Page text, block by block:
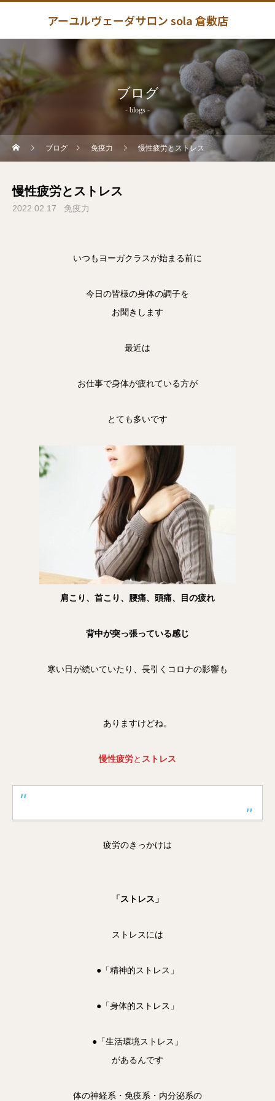
アーユルヴェーダサロン sola 倉敷店
ブログ
- blogs -
ブログ 免疫力 慢性疲労とストレス
慢性疲労とストレス
2022.02.17 免疫力
いつもヨーガクラスが始まる前に
今日の皆様の身体の調子を
お聞きします
最近は
お仕事で身体が疲れている方が
とても多いです
肩こり、首こり、腰痛、頭痛、目の疲れ
背中が突っ張っている感じ
寒い日が続いていたり、長引くコロナの影響も
ありますけどね。
慢性疲労と ストレス
疲労のきっかけは
「ストレス」
ストレスには
●「精神的ストレス」
●「身体的ストレス」
●「生活環境ストレス」
があるんです
体の神経系・免疫系・内分泌系の